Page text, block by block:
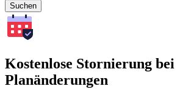
Suchen
Kostenlose Stornierung bei
Planänderungen